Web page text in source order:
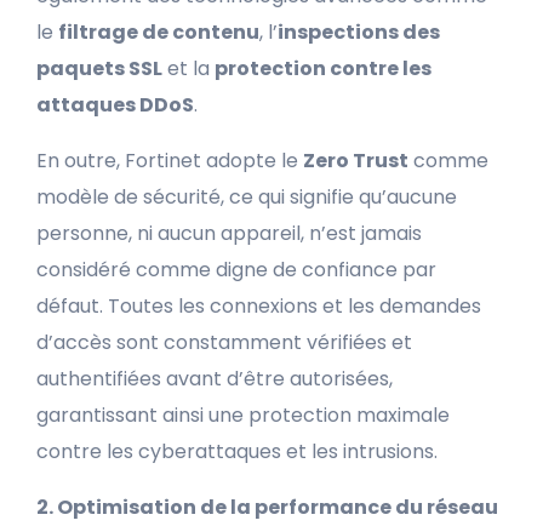
le filtrage de contenu, l’inspections des
paquets SSLet la protection contre les
attaques DDoS.
En outre, Fortinet adopte le Zero Trust comme
modèle de sécurité, ce qui signifie qu’aucune
personne, ni aucun appareil, n’est jamais
considéré comme digne de confiance par
défaut. Toutes les connexions et les demandes
d’accès sont constamment vérifiées et
authentifiées avant d’être autorisées,
garantissant ainsi une protection maximale
contre les cyberattaques et les intrusions.
2. Optimisation de la performance du réseau